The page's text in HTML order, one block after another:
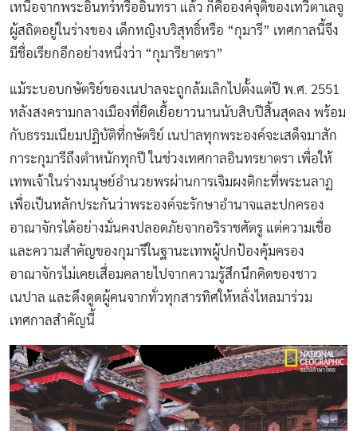
เหนือจากพระอินทร์หรืออินทรา แล้ว ก็คือองค์จุติของเทวีตาเลจู
ผู้สถิตอยู่ในร่างของ เด็กหญิงบริสุทธิ์หรือ “กุมารี” เทศกาลนี้จึง
มีชื่อเรียกอีกอย่างหนึ่งว่า “กุมารียาตรา”
แม้ระบอบกษัตริย์ของเนปาลจะถูกล้มเลิกไปตั้งแต่ปี พ.ศ. 2551
หลังสงครามกลางเมืองที่ยืดเยื้อยาวนานนับสิบปีสิ้นสุดลง พร้อม
กับธรรมเนียมปฏิบัติที่กษัตริย์ เนปาลทุกพระองค์จะเสด็จมาสัก
การะกุมารีถึงตำหนักทุกปี ในช่วงเทศกาลอินทรยาตรา เพื่อให้
เทพเจ้าในร่างมนุษย์อำนวยพรผ่านการเจิมผงติกะที่พระนลาฏ
เพื่อเป็นหลักประกันว่าพระองค์จะรักษาอำนาจและปกครอง
อาณาจักรได้อย่างมั่นคงปลอดภัยจากอริราชศัตรู แต่ความเชื่อ
และความสำคัญของกุมารีในฐานะเทพผู้ปกป้องคุ้มครอง
อาณาจักรไม่เคยเสื่อมคลายไปจากความรู้สึกนึกคิดของชาว
เนปาล และดึงดูดผู้คนจากทั่วทุกสารทิศให้หลั่งไหลมาร่วม
เทศกาลสำคัญนี้